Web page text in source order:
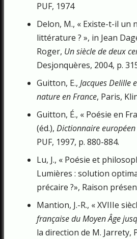
PUF, 1974
Delon, M., « Existe-t-il un
littérature ? », in Jean
Roger, Un siècle de deux
Desjonquères, 2004, p.
Guitton, E., Jacques Delille
nature en France, Paris,
Guitton, É., « Poésie en
(éd.), Dictionnaire
PUF, 1997, p. 880-884.
Lu, J., « Poésie et
Lumières : solution
précaire ?», Raison
Mantion, J.-R., « XVIIIe
française du Moyen Âge
la direction de M. Jarrety,